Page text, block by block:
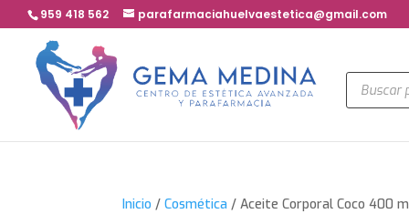
959 418 562 parafarmaciahuelvaestetica@gmail.com
de
Inicio /Cosmética / Aceite Corporal Coco 400